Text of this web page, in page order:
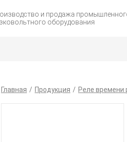
и продажа
оборудования
Главная Продукция Реле времени